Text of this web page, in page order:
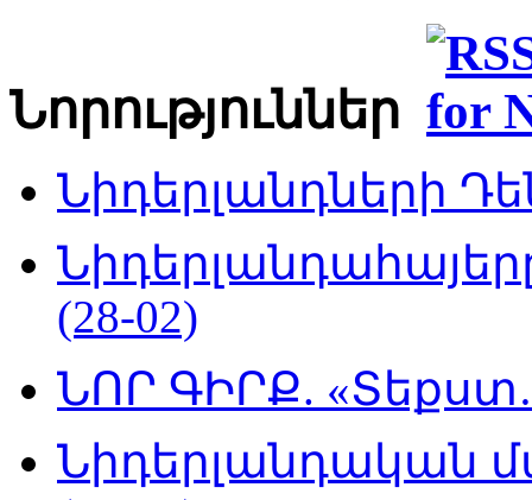
Նորություններ
Նիդերլանդների
(28-02)
ՆՈՐ ԳԻՐՔ.
Նիդերլանդական